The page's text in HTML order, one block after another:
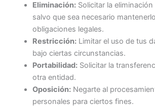
Eliminación:Solicitar la
salvo que sea necesario
obligaciones legales.
Restricción:Limitar el uso de tus
bajo ciertas circunstancias.
Portabilidad:Solicitar la
otra entidad.
Oposición:Negarte al
personales para ciertos fines.